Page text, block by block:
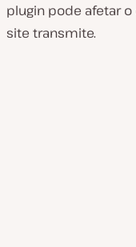
plugin pode afetar
site transmite.